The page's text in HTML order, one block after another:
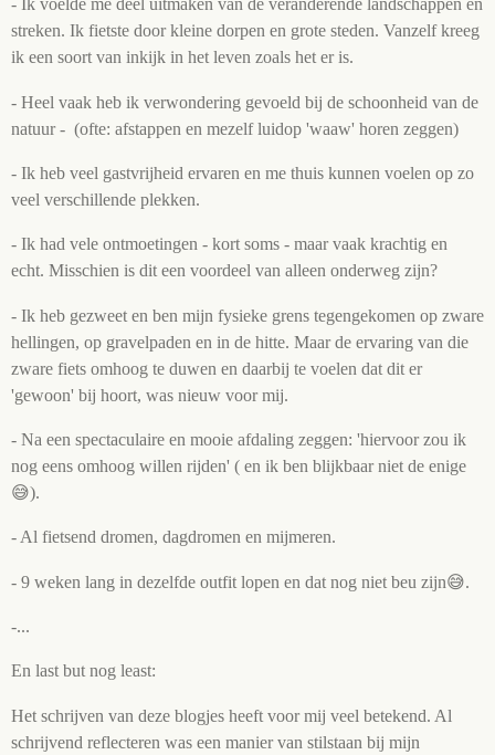
streken. Ik fietste door kleine dorpen en grote steden. Vanzelf kreeg
ik een soort van inkijk in het leven zoals het er is.
- Heel vaak heb ik verwondering gevoeld bij de schoonheid van de
natuur - (ofte: afstappen en mezelf luidop 'waaw' horen zeggen)
- Ik heb veel gastvrijheid ervaren en me thuis kunnen voelen op zo
veel verschillende plekken.
- Ik had vele ontmoetingen - kort soms - maar vaak krachtig en
echt. Misschien is dit een voordeel van alleen onderweg zijn?
- Ik heb gezweet en ben mijn fysieke grens tegengekomen op zware
hellingen, op gravelpaden en in de hitte. Maar de ervaring van die
zware fiets omhoog te duwen en daarbij te voelen dat dit er
'gewoon' bij hoort, was nieuw voor mij.
- Na een spectaculaire en mooie afdaling zeggen: 'hiervoor zou ik
nog eens omhoog willen rijden' ( en ik ben blijkbaar niet de enige
😅).
- Al fietsend dromen, dagdromen en mijmeren.
- 9 weken lang in dezelfde outfit lopen en dat nog niet beu zijn😅.
-...
En last but nog least:
Het schrijven van deze blogjes heeft voor mij veel betekend. Al
schrijvend reflecteren was een manier van stilstaan bij mijn